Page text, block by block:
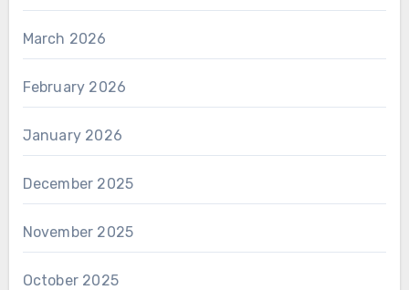
March 2026
February 2026
January 2026
December 2025
November 2025
October 2025